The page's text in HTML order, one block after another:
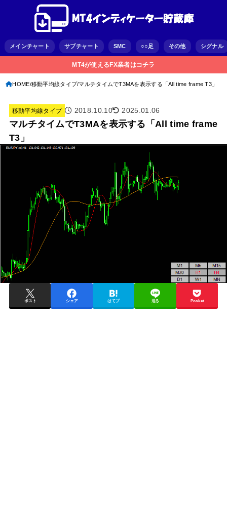
メインチャート サブチャート SMC ○○足 その他 シグナル
MT4が使えるFX業者はコチラ
HOME 移動平均線タイプ マルチタイムでT3MAを表示する「All time frame T3」
移動平均線タイプ 2018.10.10 2025.01.06
マルチタイムでT3MAを表示する「All time frame
T3」
ポスト シェア はてブ 送る Pocket